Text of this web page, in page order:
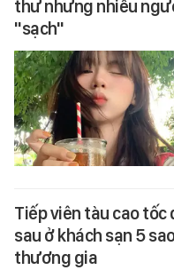
thư nhưng nhiều
"sạch"
Tiếp viên tàu cao tốc
sau ở khách sạn 5
thương gia